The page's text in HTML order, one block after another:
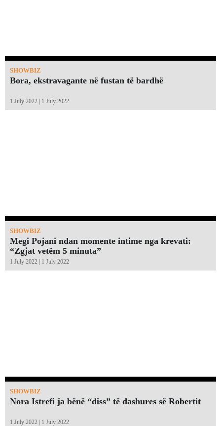
SHOWBIZ
Bora, ekstravagante në fustan të bardhë
1 July 2022 | 1 July 2022
SHOWBIZ
Megi Pojani ndan momente intime nga krevati:
“Zgjat vetëm 5 minuta”￼
1 July 2022 | 1 July 2022
SHOWBIZ
Nora Istrefi ja bënë “diss” të dashures së Robertit
1 July 2022 | 1 July 2022